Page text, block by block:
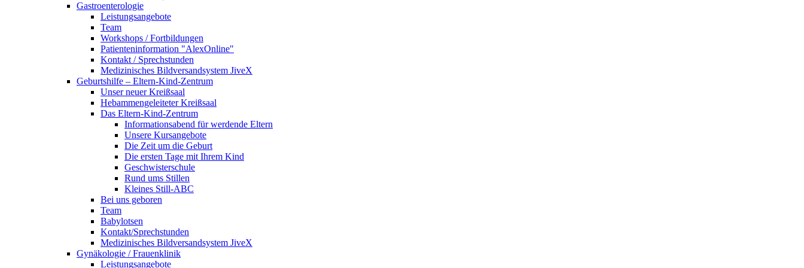
Gastroenterologie
Leistungsangebote
Team
Workshops / Fortbildungen
Patienteninformation "AlexOnline"
Kontakt / Sprechstunden
Medizinisches Bildversandsystem JiveX
Geburtshilfe – Eltern-Kind-Zentrum
Unser neuer Kreißsaal
Hebammengeleiteter Kreißsaal
Das Eltern-Kind-Zentrum
Informationsabend für werdende Eltern
Unsere Kursangebote
Die Zeit um die Geburt
Die ersten Tage mit Ihrem Kind
Geschwisterschule
Rund ums Stillen
Kleines Still-ABC
Bei uns geboren
Team
Babylotsen
Kontakt/Sprechstunden
Medizinisches Bildversandsystem JiveX
Gynäkologie / Frauenklinik
Leistungsangebote